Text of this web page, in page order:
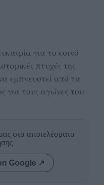
για το κοινό
πτυχές της
εμπνευστεί από τα
για τους αγώνες του
στα αποτελέσματα
Google ↗